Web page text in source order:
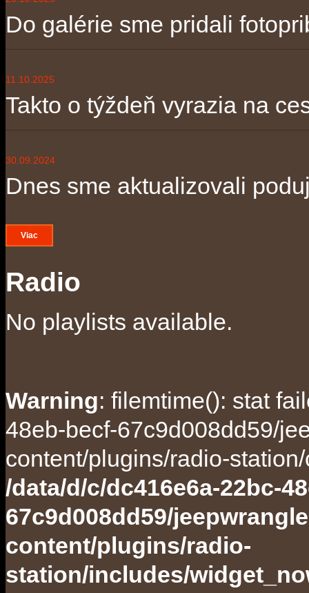
Do galérie sme pridali
11.10.2025
Takto o týždeň vyrazia na
30.09.2024
Dnes sme aktualizovali
Viac
Radio
No playlists available.
Warning: filemtime(): stat
48eb-becf-67c9d008dd59/
content/plugins/radio-
/data/d/c/dc416e6a-22bc-
67c9d008dd59/
content/plugins/radio-
station/includes/